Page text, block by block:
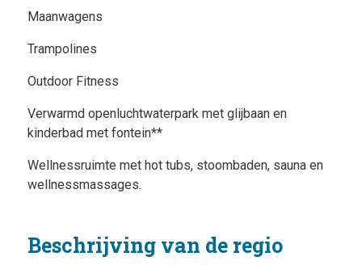
Maanwagens
Trampolines
Outdoor Fitness
Verwarmd openluchtwaterpark met glijbaan en
kinderbad met fontein**
Wellnessruimte met hot tubs, stoombaden, sauna en
wellnessmassages.
Beschrijving van de regio